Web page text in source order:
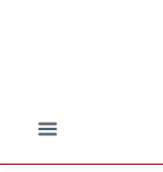
Zum Hauptinhalt